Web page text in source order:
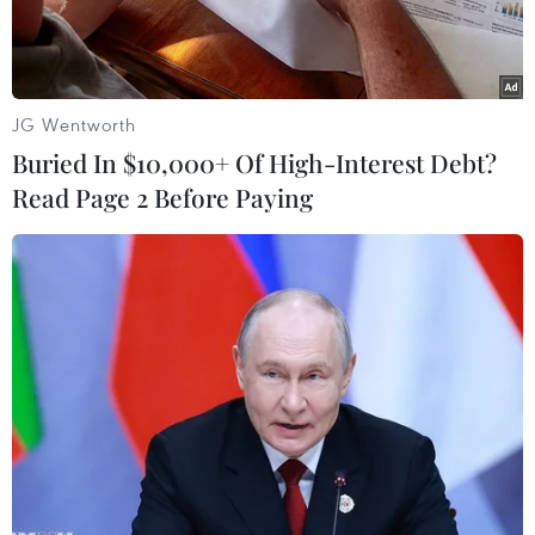
Những người tham gia một buổi thảo luận trong khuôn khổ diễn
đàn. (Nguồn: DW)
Tại Diễn đàn Truyền thông Toàn cầu tại Đức,
các chuyên gia nổi tiếng của các hãng truyền
thông, tổ chức chính trị và tổ chức phi chính
phủ kêu gọi đẩy mạnh những nỗ lực thúc đẩy
bình đẳng giới và sự đa dạng.
JG Wentworth
Buried In $10,000+ Of High-Interest Debt?
Read Page 2 Before Paying